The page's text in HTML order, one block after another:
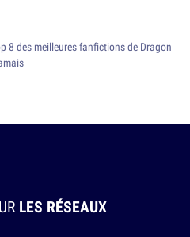
8 des meilleures fanfictions de Dragon
LES RÉSEAUX